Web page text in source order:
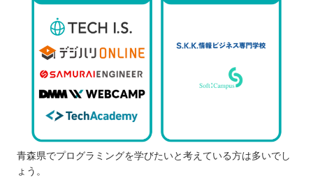
青森県でプログラミングを学びたいと考えている方は多いでし
ょう。